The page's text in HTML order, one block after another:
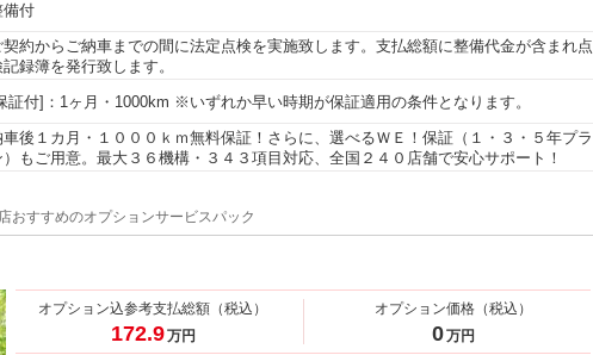
備付
契約からご納車までの間に法定点検を実施致します。支払総額に整備代金が含まれ点
記録簿を発行致します。
証付]：1ヶ月・1000km ※いずれか早い時期が保証適用の条件となります。
車後１カ月・１０００ｋｍ無料保証！さらに、選べるＷＥ！保証（１・３・５年プラ
）もご用意。最大３６機構・３４３項目対応、全国２４０店舗で安心サポート！
おすすめのオプションサービスパック
オプション込参考支払総額 （税込）
172.9万円
オプション価格（税込）
0万円